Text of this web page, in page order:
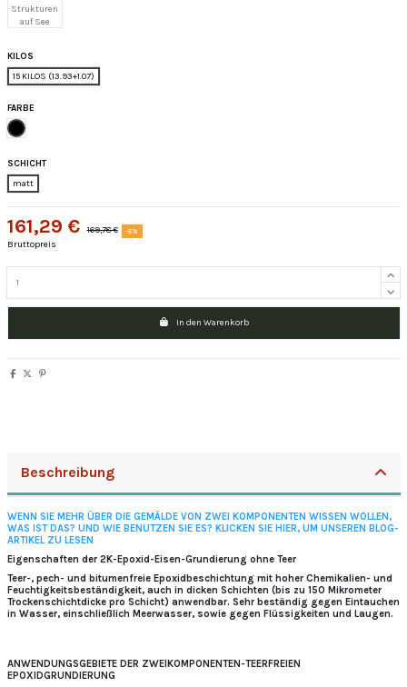
KILOS
15 KILOS (13.93+1.07)
FARBE
Schwarz
SCHICHT
matt
161,29 € 169,78 € -5%
Bruttopreis
In den Warenkorb
Beschreibung
WENN SIE MEHR ÜBER DIE GEMÄLDE VON ZWEI KOMPONENTEN WISSEN WOLLEN,
WAS IST DAS? UND WIE BENUTZEN SIE ES? KLICKEN SIE HIER, UM UNSEREN BLOG-
ARTIKEL ZU LESEN
Eigenschaften der 2K-Epoxid-Eisen-Grundierung ohne Teer
Teer-, pech- und bitumenfreie Epoxidbeschichtung mit hoher Chemikalien- und
Feuchtigkeitsbeständigkeit, auch in dicken Schichten (bis zu 150 Mikrometer
Trockenschichtdicke pro Schicht) anwendbar. Sehr beständig gegen Eintauchen
in Wasser, einschließlich Meerwasser, sowie gegen Flüssigkeiten und Laugen.
ANWENDUNGSGEBIETE DER ZWEIKOMPONENTEN-TEERFREIEN
EPOXIDGRUNDIERUNG